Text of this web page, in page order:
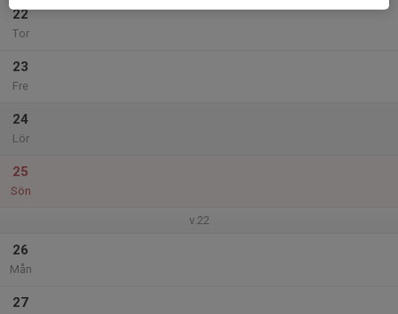
22
Tor
23
Fre
24
Lör
25
Sön
v.22
26
Mån
27